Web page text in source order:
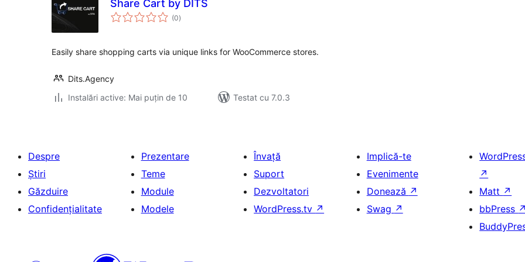
Share Cart by DITS
(0total
aprecieri
)
Easily share shopping carts via unique links for WooCommerce stores.
Dits.Agency
Instalări active: Mai puțin de 10
Testat cu 7.0.3
Despre
Știri
Găzduire
Confidențialitate
Prezentare
Teme
Module
Modele
Învață
Suport
Dezvoltatori
WordPress.tv ↗
Implică-te
Evenimente
Donează ↗
Swag ↗
↗
Matt ↗
bbPress ↗